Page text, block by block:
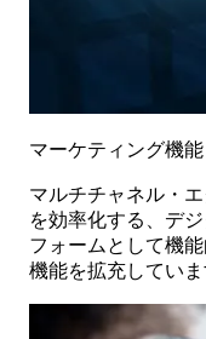
マーケティング機能
マルチチャネル・
を効率化する、デ
フォームとして機
機能を拡充していま